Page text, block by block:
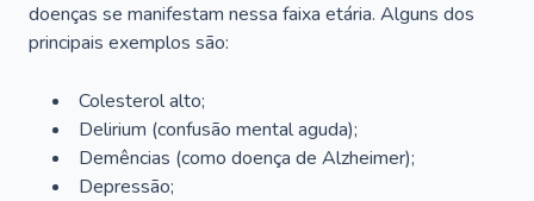
doenças se manifestam nessa faixa etária. Alguns dos
principais exemplos são:
Colesterol alto;
Delirium (confusão mental aguda);
Demências (como doença de Alzheimer);
Depressão;